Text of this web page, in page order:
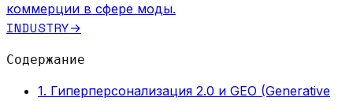
коммерции в сфере моды.
INDUSTRY→
Содержание
1. Гиперперсонализация 2.0 и GEO (Generative